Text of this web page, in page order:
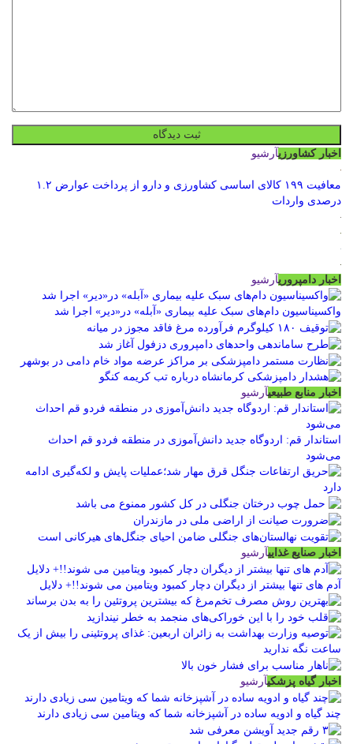
اخبار کشاورزیآرشیو
معافیت ۱۹۹ کالای اساسی کشاورزی و دارو از پرداخت عوارض ۱.۲
درصدی واردات
اخبار دامپروریآرشیو
واکسیناسیون دام‌های سبک علیه بیماری «آبله» در«دیر» اجرا شد
اخبار منابع طبیعیآرشیو
استاندار قم: اردوگاه جدید دانش‌آموزی در منطقه فردو قم احداث
می‌شود
اخبار صنایع غذاییآرشیو
آدم های تنها بیشتر از دیگران دچار کمبود ویتامین می شوند!!+ دلایل
اخبار گیاه پزشکیآرشیو
چند گیاه و ادویه ساده در آشپزخانه شما که ویتامین سی زیادی دارند